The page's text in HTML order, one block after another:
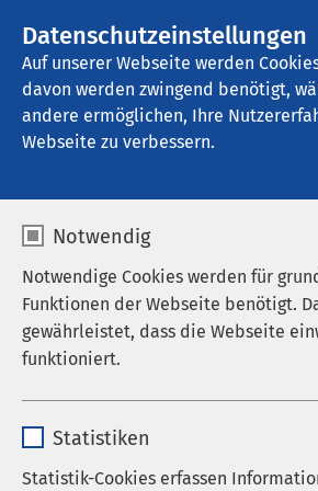
Datenschutzeinstellungen
Auf unserer Webseite werden
davon werden zwingend benötigt,
andere ermöglichen, Ihre
Webseite zu verbessern.
Notwendig
Notwendige Cookies werden für
Funktionen der Webseite benötigt.
gewährleistet, dass die Webseite
funktioniert.
Anbieter sgalinski
Statistiken
Statistik-Cookies erfassen
AMEOS Privatklinikum Bad Aussee